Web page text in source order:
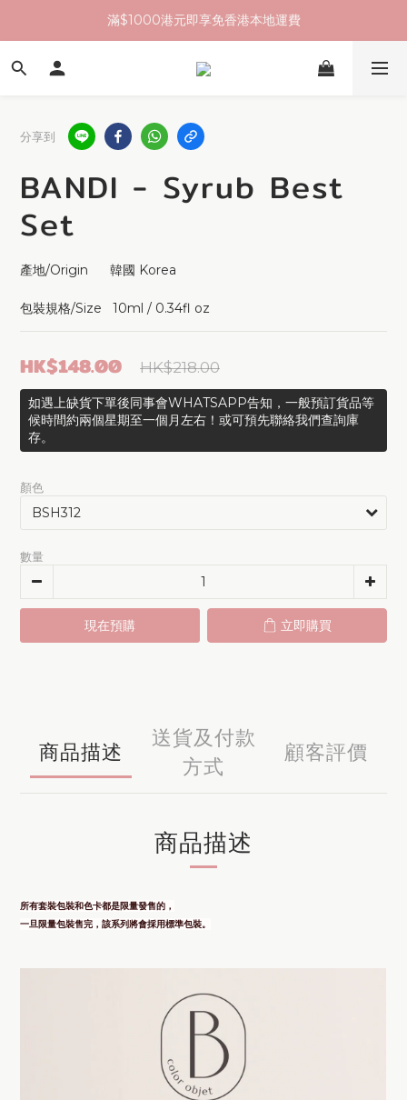
滿$1000港元即享免香港本地運費
分享到
BANDI - Syrub Best
Set
產地/Origin      韓國 Korea
包裝規格/Size   10ml / 0.34fl oz
HK$218.00
HK$148.00
如遇上缺貨下單後同事會WHATSAPP告知，一般預訂貨品等
候時間約兩個星期至一個月左右！或可預先聯絡我們查詢庫
存。
顏色
數量
現在預購 立即購買
商品描述
送貨及付款
方式
顧客評價
商品描述
所有套裝包裝和色卡都是限量發售的，
一旦限量包裝售完，該系列將會採用標準包裝。